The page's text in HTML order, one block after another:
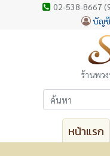
02-538-8667
บัญ
ร้านพว
หน้าแรก